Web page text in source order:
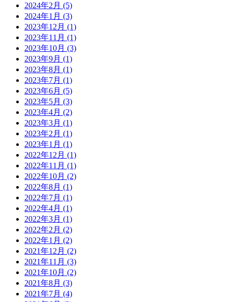
2024年2月 (5)
2024年1月 (3)
2023年12月 (1)
2023年11月 (1)
2023年10月 (3)
2023年9月 (1)
2023年8月 (1)
2023年7月 (1)
2023年6月 (5)
2023年5月 (3)
2023年4月 (2)
2023年3月 (1)
2023年2月 (1)
2023年1月 (1)
2022年12月 (1)
2022年11月 (1)
2022年10月 (2)
2022年8月 (1)
2022年7月 (1)
2022年4月 (1)
2022年3月 (1)
2022年2月 (2)
2022年1月 (2)
2021年12月 (2)
2021年11月 (3)
2021年10月 (2)
2021年8月 (3)
2021年7月 (4)